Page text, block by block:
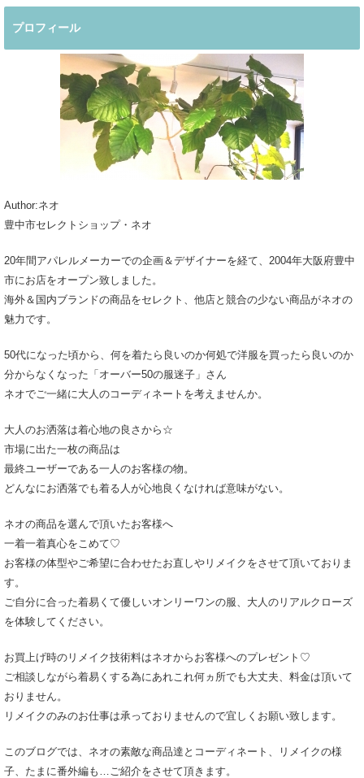
プロフィール
Author:ネオ
豊中市セレクトショップ・ネオ
20年間アパレルメーカーでの企画＆デザイナーを経て、2004年大阪府豊中
市にお店をオープン致しました。
海外＆国内ブランドの商品をセレクト、他店と競合の少ない商品がネオの
魅力です。
50代になった頃から、何を着たら良いのか何処で洋服を買ったら良いのか
分からなくなった「オーバー50の服迷子」さん
ネオでご一緒に大人のコーディネートを考えませんか。
大人のお洒落は着心地の良さから☆
市場に出た一枚の商品は
最終ユーザーである一人のお客様の物。
どんなにお洒落でも着る人が心地良くなければ意味がない。
ネオの商品を選んで頂いたお客様へ
一着一着真心をこめて♡
お客様の体型やご希望に合わせたお直しやリメイクをさせて頂いておりま
す。
ご自分に合った着易くて優しいオンリーワンの服、大人のリアルクローズ
を体験してください。
お買上げ時のリメイク技術料はネオからお客様へのプレゼント♡
ご相談しながら着易くする為にあれこれ何ヵ所でも大丈夫、料金は頂いて
おりません。
リメイクのみのお仕事は承っておりませんので宜しくお願い致します。
このブログでは、ネオの素敵な商品達とコーディネート、リメイクの様
子、たまに番外編も…ご紹介をさせて頂きます。